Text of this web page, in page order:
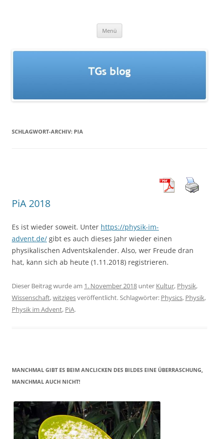
Menü
SCHLAGWORT-ARCHIV: PIA
PiA 2018
Es ist wieder soweit. Unter https://physik-im-
advent.de/ gibt es auch dieses Jahr wieder einen
physikalischen Adventskalender. Also, wer Freude dran
hat, kann sich ab heute (1.11.2018) registrieren.
Dieser Beitrag wurde am 1. November 2018 unter Kultur, Physik,
Wissenschaft,witzigesveröffentlicht. Schlagwörter: Physics, Physik,
Physik im Advent, PiA.
MANCHMAL GIBT ES BEIM ANCLICKEN DES BILDES EINE ÜBERRASCHUNG,
MANCHMAL AUCH NICHT!